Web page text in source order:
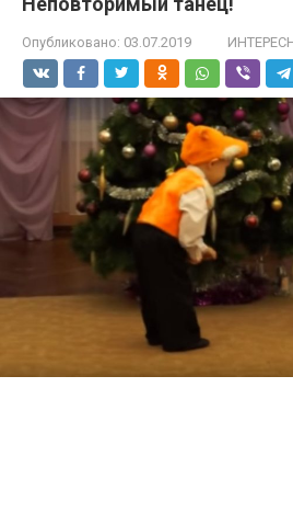
Опубликовано: 03.07.2019